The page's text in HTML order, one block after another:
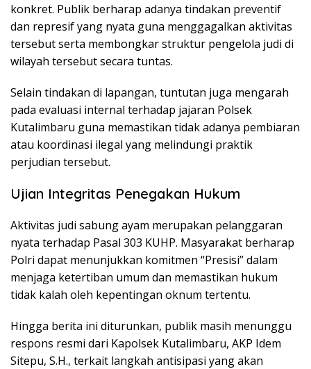
konkret. Publik berharap adanya tindakan preventif
dan represif yang nyata guna menggagalkan aktivitas
tersebut serta membongkar struktur pengelola judi di
wilayah tersebut secara tuntas.
Selain tindakan di lapangan, tuntutan juga mengarah
pada evaluasi internal terhadap jajaran Polsek
Kutalimbaru guna memastikan tidak adanya pembiaran
atau koordinasi ilegal yang melindungi praktik
perjudian tersebut.
Ujian Integritas Penegakan Hukum
Aktivitas judi sabung ayam merupakan pelanggaran
nyata terhadap Pasal 303 KUHP. Masyarakat berharap
Polri dapat menunjukkan komitmen “Presisi” dalam
menjaga ketertiban umum dan memastikan hukum
tidak kalah oleh kepentingan oknum tertentu.
Hingga berita ini diturunkan, publik masih menunggu
respons resmi dari Kapolsek Kutalimbaru, AKP Idem
Sitepu, S.H., terkait langkah antisipasi yang akan